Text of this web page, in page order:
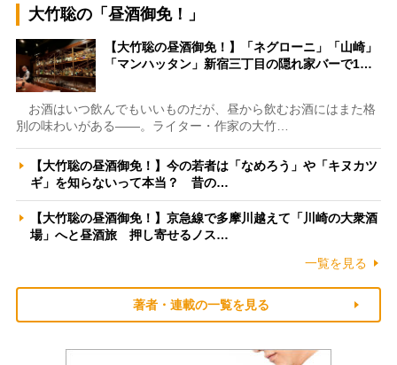
大竹聡の「昼酒御免！」
【大竹聡の昼酒御免！】「ネグローニ」「山崎」
「マンハッタン」新宿三丁目の隠れ家バーで1…
お酒はいつ飲んでもいいものだが、昼から飲むお酒にはまた格
別の味わいがある――。ライター・作家の大竹…
【大竹聡の昼酒御免！】今の若者は「なめろう」や「キヌカツ
ギ」を知らないって本当？ 昔の…
【大竹聡の昼酒御免！】京急線で多摩川越えて「川崎の大衆酒
場」へと昼酒旅 押し寄せるノス…
一覧を見る
著者・連載の一覧を見る